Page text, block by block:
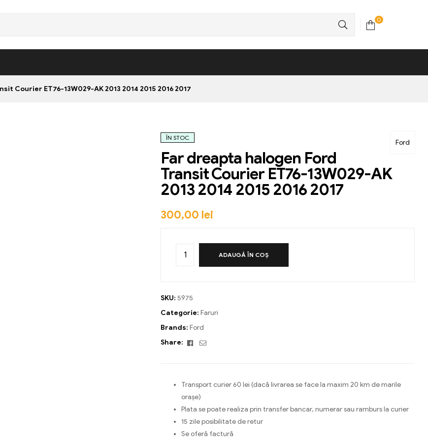
0
Courier ET76-13W029-AK 2013 2014 2015 2016 2017
Ford
ÎN STOC
Far dreapta halogen Ford
Transit Courier ET76-13W029-AK
2013 2014 2015 2016 2017
300,00 lei
ADAUGĂ ÎN COȘ
SKU: 5975
Categorie: Faruri
Brands: Ford
Share:
Facebook
Email
Transport curier 60 lei (dacă livrarea se face la maxim 20 km de marile
orașe)
Plata se poate realiza prin transfer bancar, numerar sau ramburs la curier
15 zile posibilitate de retur
Se oferă factură